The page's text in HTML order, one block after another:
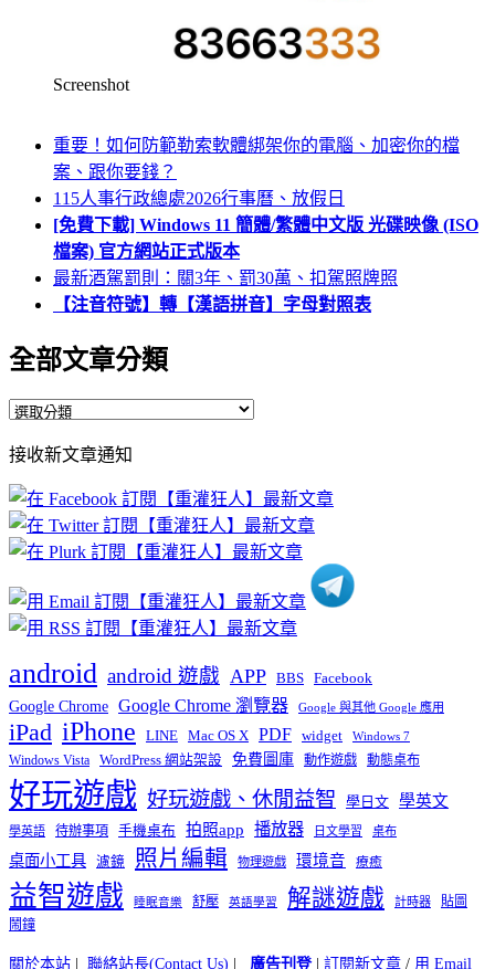
Screenshot
重要！如何防範勒索軟體綁架你的電腦、加密你的檔
案、跟你要錢？
115人事行政總處2026行事曆、放假日
[免費下載] Windows 11 簡體/繁體中文版 光碟映像 (ISO
檔案) 官方網站正式版本
最新酒駕罰則：關3年、罰30萬、扣駕照牌照
【注音符號】轉【漢語拼音】字母對照表
全部文章分類
全
文
章
分
類
接收新文章通知
android android 遊戲 APP BBS Facebook
Google Chrome Google Chrome 瀏覽器 Google 與其他 Google 應用
iPad iPhone LINE Mac OS X PDF widget Windows 7
Windows Vista WordPress 網站架設 免費圖庫 動作遊戲 動態桌布
好玩遊戲 好玩遊戲、休閒益智 學日文 學英文
學英語 待辦事項 手機桌布 拍照app 播放器 日文學習 桌布
桌面小工具 濾鏡 照片編輯 物理遊戲 環境音 療癒
益智遊戲 睡眠音樂 舒壓 英語學習 解謎遊戲 計時器
貼圖
鬧鐘
關於本站 | 聯絡站長(Contact Us) | 廣告刊登| 訂閱新文章 / 用 Email